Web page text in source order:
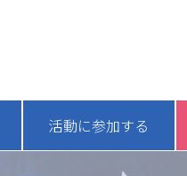
活動に参加する